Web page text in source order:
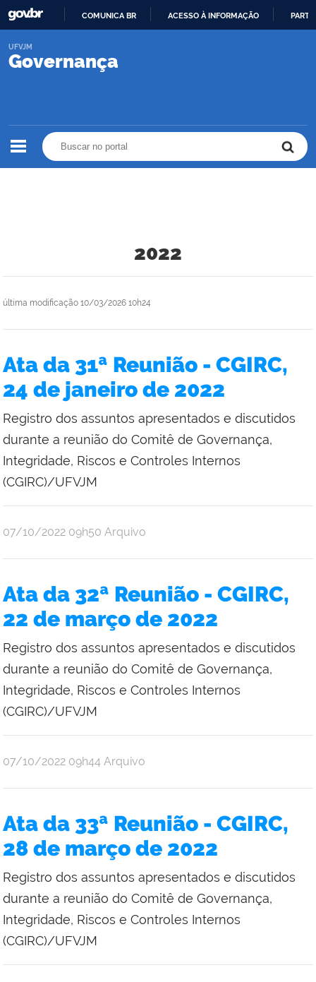
COMUNICA BR ACESSO À INFORMAÇÃO
Governança
UFVJM
2022
última modificação 10/03/2026 10h24
Ata da 31ª Reunião - CGIRC,
24 de janeiro de 2022
Registro dos assuntos apresentados e discutidos
durante a reunião do Comitê de Governança,
Integridade, Riscos e Controles Internos
(CGIRC)/UFVJM
publicado
07/10/2022 09h50 Arquivo
Ata da 32ª Reunião - CGIRC,
22 de março de 2022
Registro dos assuntos apresentados e discutidos
durante a reunião do Comitê de Governança,
Integridade, Riscos e Controles Internos
(CGIRC)/UFVJM
publicado
07/10/2022 09h44 Arquivo
Ata da 33ª Reunião - CGIRC,
28 de março de 2022
Registro dos assuntos apresentados e discutidos
durante a reunião do Comitê de Governança,
Integridade, Riscos e Controles Internos
(CGIRC)/UFVJM